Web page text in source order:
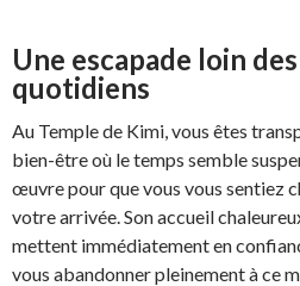
Une escapade loin
quotidiens
Au Temple de Kimi, vous êtes
bien-être où le temps semble
œuvre pour que vous vous sentiez
votre arrivée. Son accueil
mettent immédiatement en
vous abandonner pleinement à ce